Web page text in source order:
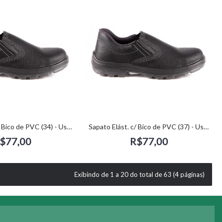
Sapato Elást. c/ Bico de PVC (34) - Usafe Sapato Elást. c/ Bico de PVC (37) - Usafe
R$77,00
Exibindo de 1 a 20 do total de 63 (4 páginas)